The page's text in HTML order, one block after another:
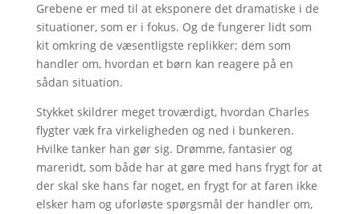
Grebene er med til at eksponere det dramatiske i de
situationer, som er i fokus. Og de fungerer lidt som
kit omkring de væsentligste replikker; dem som
handler om, hvordan et børn kan reagere på en
sådan situation.
Stykket skildrer meget troværdigt, hvordan Charles
flygter væk fra virkeligheden og ned i bunkeren.
Hvilke tanker han gør sig. Drømme, fantasier og
mareridt, som både har at gøre med hans frygt for at
der skal ske hans far noget, en frygt for at faren ikke
elsker ham og uforløste spørgsmål der handler om,